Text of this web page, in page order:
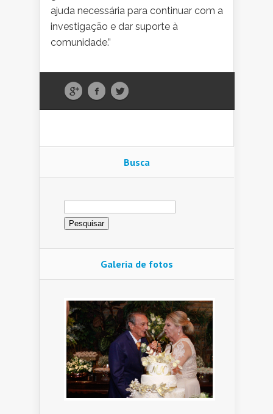
ajuda necessária para continuar com a
investigação e dar suporte à
comunidade.”
Busca
Pesquisar
por:
Galeria de fotos